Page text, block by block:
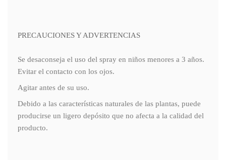
PRECAUCIONES Y ADVERTENCIAS
Se desaconseja el uso del spray en niños menores a 3 años.
Evitar el contacto con los ojos.
Agitar antes de su uso.
Debido a las características naturales de las plantas, puede
producirse un ligero depósito que no afecta a la calidad del
producto.